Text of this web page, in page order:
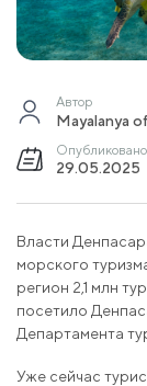
Автор
Mayalanya
Опубликовано
29.05.2025
Власти
морского
регион 2,1 млн
посетило
Департамента
Уже сейчас